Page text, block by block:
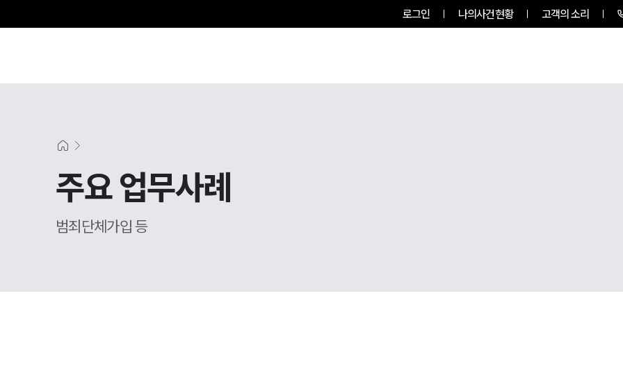
로그인 나의사건현황 고객의 소리
주요 업무사례
범죄단체가입 등